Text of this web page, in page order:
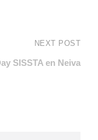
NEXT POST
SISSTA en Neiva